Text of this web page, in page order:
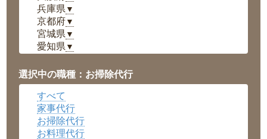
兵庫県 ▼
京都府▼
宮城県 ▼
愛知県 ▼
岡山県▼
広島県▼
沖縄県
選択中の職種：お掃除代行
すべて
家事代行
お掃除代行
お料理代行